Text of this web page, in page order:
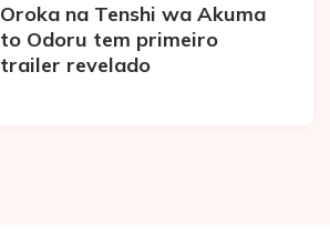
Oroka na Tenshi wa Akuma
to Odoru tem primeiro
trailer revelado